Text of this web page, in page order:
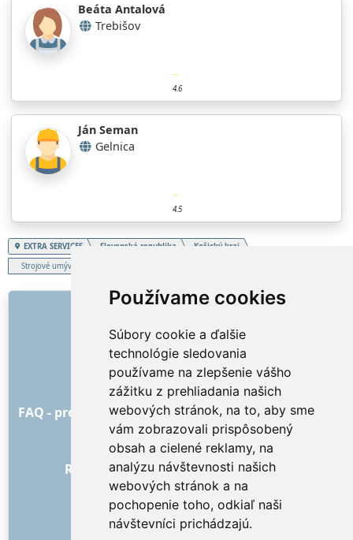
Používame cookies
Súbory cookie a ďalšie
technológie sledovania
používame na zlepšenie vášho
zážitku z prehliadania našich
webových stránok, na to, aby sme
vám zobrazovali prispôsobený
obsah a cielené reklamy, na
analýzu návštevnosti našich
webových stránok a na
pochopenie toho, odkiaľ naši
návštevníci prichádzajú.
Beáta Antalová
Trebišov
4.6
Ján Seman
Gelnica
4.5
EXTRA SERVICES Slovenská republika
Košický kraj
Strojové umývanie, čistenie
ODKAZY
O nás
Ako to všetko začalo
Cenník
Všeobecné obchodné podmienky
FAQ - pre objednávateľa FAQ - pre poskytovateľov
Reklama a marketing
Blog
Recenzie objednávok s hodnotením
Kontakt
SOCIÁLNE SIETE